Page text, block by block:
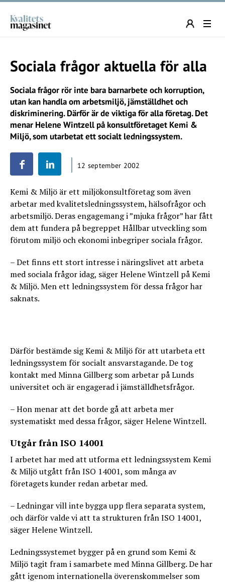
Sociala frågor aktuella för alla
Sociala frågor rör inte bara barnarbete och korruption,
utan kan handla om arbetsmiljö, jämställdhet och
diskriminering. Därför är de viktiga för alla företag. Det
menar Helene Wintzell på konsultföretaget Kemi &
Miljö, som utarbetat ett socialt ledningssystem.
12 september 2002
Kemi & Miljö är ett miljökonsultföretag som även
arbetar med kvalitetsledningssystem, hälsofrågor och
arbetsmiljö. Deras engagemang i ”mjuka frågor” har fått
dem att fundera på begreppet Hållbar utveckling som
förutom miljö och ekonomi inbegriper sociala frågor.
– Det finns ett stort intresse i näringslivet att arbeta
med sociala frågor idag, säger Helene Wintzell på Kemi
& Miljö. Men ett ledningssystem för dessa frågor har
saknats.
Därför bestämde sig Kemi & Miljö för att utarbeta ett
ledningssystem för socialt ansvarstagande. De tog
kontakt med Minna Gillberg som arbetar på Lunds
universitet och är engagerad i jämställdhetsfrågor.
– Hon menar att det borde gå att arbeta mer
systematiskt med dessa frågor, säger Helene Wintzell.
Utgår från ISO 14001
I arbetet har med att utforma ett ledningssystem Kemi
& Miljö utgått från ISO 14001, som många av
företagets kunder redan arbetar med.
– Ledningar vill inte bygga upp flera separata system,
och därför valde vi att ta strukturen från ISO 14001,
säger Helene Wintzell.
Ledningssystemet bygger på en grund som Kemi &
Miljö tagit fram i samarbete med Minna Gillberg. De har
gått igenom internationella överenskommelser som